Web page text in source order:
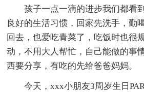
孩子一点一滴的进步我们都看
良好的生活习惯，回家先洗手，勤
回去，也爱吃青菜了，吃饭时也很
动，不用大人帮忙，自己能做的事
西要分享，有吃的先给爸爸妈妈。
今天，xxx小朋友3周岁生日